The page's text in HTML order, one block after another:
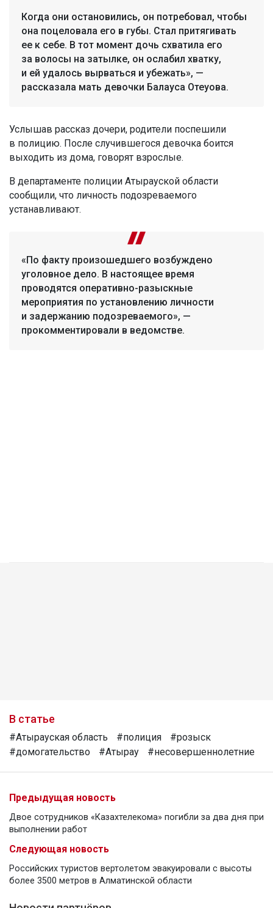
Когда они остановились, он потребовал, чтобы
она поцеловала его в губы. Стал притягивать
ее к себе. В тот момент дочь схватила его
за волосы на затылке, он ослабил хватку,
и ей удалось вырваться и убежать», —
рассказала мать девочки Балауса Отеуова.
Услышав рассказ дочери, родители поспешили
в полицию. После случившегося девочка боится
выходить из дома, говорят взрослые.
В департаменте полиции Атырауской области
сообщили, что личность подозреваемого
устанавливают.
«По факту произошедшего возбуждено
уголовное дело. В настоящее время
проводятся оперативно-разыскные
мероприятия по установлению личности
и задержанию подозреваемого», —
прокомментировали в ведомстве.
В статье
#Атырауская область #полиция
#розыск
#домогательство
#Атырау #несовершеннолетние
Предыдущая новость
Двое сотрудников «Казахтелекома» погибли за два дня при
выполнении работ
Следующая новость
Российских туристов вертолетом эвакуировали с высоты
более 3500 метров в Алматинской области